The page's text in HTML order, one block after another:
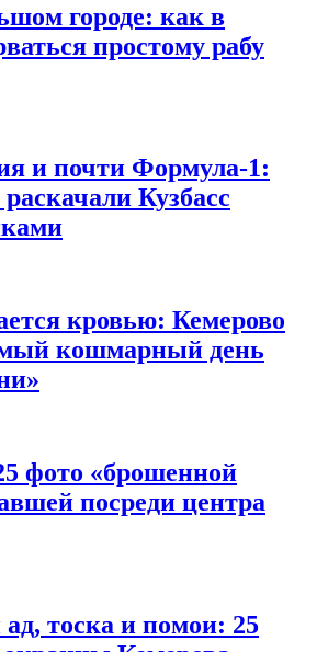
городе: как в
простому рабу
и почти Формула-1:
Кузбасс
кровью: Кемерово
кошмарный день
фото «брошенной
посреди центра
тоска и помои: 25